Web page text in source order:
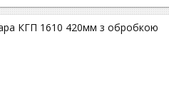
КГП 1610 420мм з обробкою